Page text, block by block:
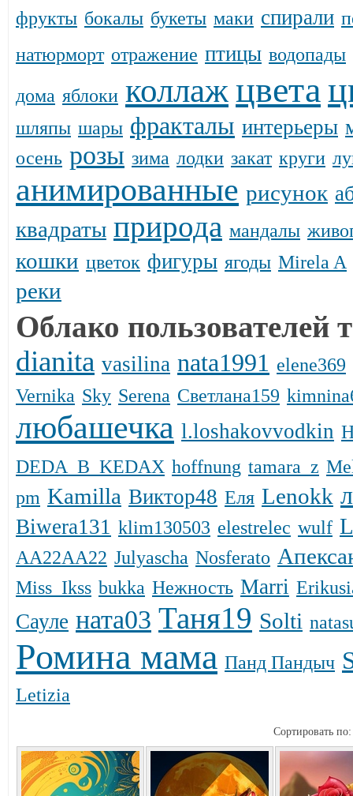
фрукты бокалы букеты маки спирали
натюрморт отражение птицы водопады
дома яблоки коллаж цвета
шляпы шары фракталы интерьеры
осень розы зима лодки закат круги
анимированные рисунок
квадраты природа мандалы
кошки цветок фигуры ягоды Mirela A
реки
Облако пользователей
dianita vasilina nata1991 elene369
Vernika Sky Serena Светлана159
любашечка l.loshakovvodkin
DЕDА_B_KEDAX hoffnung tamara_z
pm Kamilla Виктор48 Еля Lenokk
Biwera131 klim130503 elestrelec wulf
AA22AA22 Julyascha Nosferato
Miss_Ikss bukka Нежность Marri
Сауле ната03 Таня19 Solti
Ромина мама Панд Пандыч
Letizia
Сортировать